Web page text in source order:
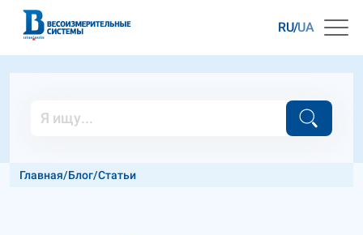
RU UA
Главная/Блог/Cтатьи